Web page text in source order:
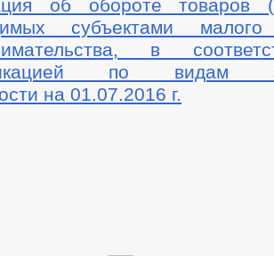
об обороте товаров
субъектами
в
по видам
на 01.07.2016 г.